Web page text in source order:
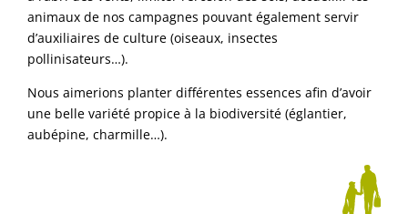
animaux de nos campagnes pouvant également servir
d’auxiliaires de culture (oiseaux, insectes
pollinisateurs…).
Nous aimerions planter différentes essences afin d’avoir
une belle variété propice à la biodiversité (églantier,
aubépine, charmille…).